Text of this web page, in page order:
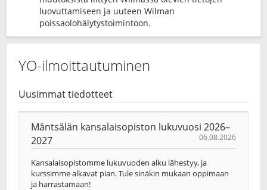
luovuttamiseen ja uuteen Wilman
poissaolohälytystoimintoon.
YO-ilmoittautuminen
Uusimmat tiedotteet
Mäntsälän kansalaisopiston lukuvuosi 2026–
2027
06.08.2026
Kansalaisopistomme lukuvuoden alku lähestyy, ja
kurssimme alkavat pian. Tule sinäkin mukaan oppimaan
ja harrastamaan!